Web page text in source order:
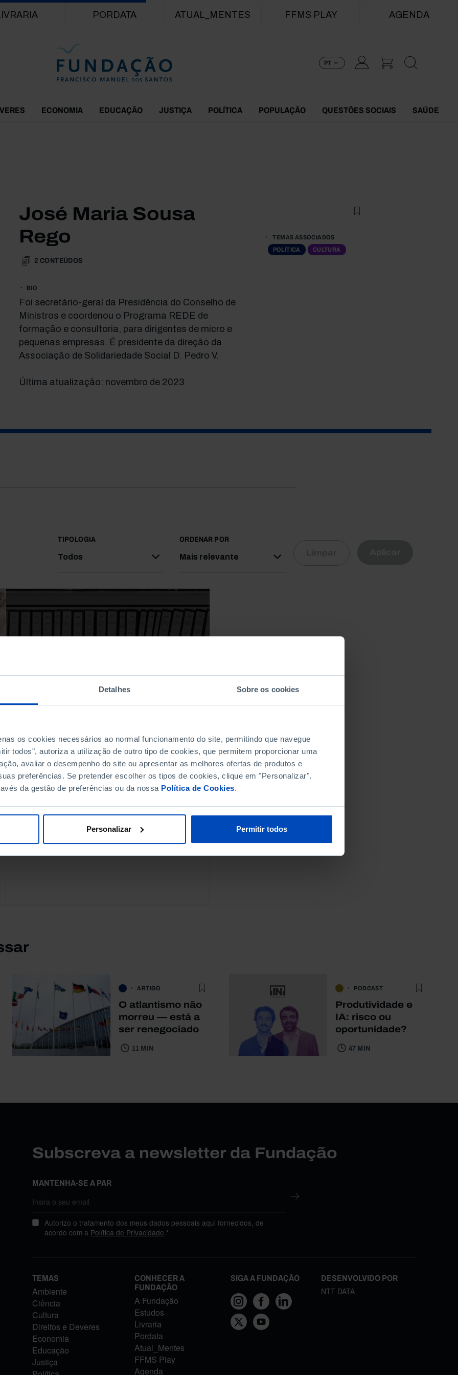
Detalhes Sobre os cookies
os cookies necessários ao normal funcionamento do site, permitindo que navegue
todos", autoriza a utilização de outro tipo de cookies, que permitem proporcionar uma
avaliar o desempenho do site ou apresentar as melhores ofertas de produtos e
preferências. Se pretender escolher os tipos de cookies, clique em "Personalizar".
da gestão de preferências ou da nossa Política de Cookies.
Personalizar Permitir todos
PORDATA ATUAL_MENTES FFMS PLAY AGENDA
PT
ECONOMIA EDUCAÇÃO JUSTIÇA POLÍTICA POPULAÇÃO QUESTÕES SOCIAIS SAÚDE
José Maria Sousa
Rego
2 CONTEÚDOS
BIO
Foi secretário-geral da Presidência do Conselho de
Ministros e coordenou o Programa REDE de
formação e consultoria, para dirigentes de micro e
pequenas empresas. É presidente da direção da
Associação de Solidariedade Social D. Pedro V.
Última atualização: novembro de 2023
TEMAS ASSOCIADOS
POLÍTICA
CULTURA
TIPOLOGIA
Todos
ORDENAR POR
Mais relevante
E para os outros
cumpra-se a lei
Artigo de José Maria Sousa Rego,
Governo e administração pública em
ARTIGO
O atlantismo não
morreu — está a
ser renegociado
11 MIN
PODCAST
Produtividade e
IA: risco ou
oportunidade?
47 MIN
Subscreva a newsletter da Fundação
MANTENHA-SE A PAR
Autorizo o tratamento dos meus dados pessoais aqui fornecidos, de
acordo com a Política de Privacidade .*
TEMAS
Ambiente
Ciência
Cultura
Direitos e Deveres
Economia
Educação
Justiça
CONHECER A
FUNDAÇÃO
A Fundação
Estudos
Livraria
Pordata
Atual_Mentes
FFMS Play
Agenda
SIGA A FUNDAÇÃO DESENVOLVIDO POR
NTT DATA